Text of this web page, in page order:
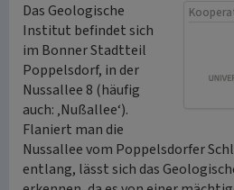
Das Geologische
Institut befindet sich
im Bonner Stadtteil
Poppelsdorf, in der
Nussallee 8 (häufig
auch: ‚Nußallee‘).
Flaniert man die
Nussallee vom Poppelsdorfer
entlang, lässt sich das